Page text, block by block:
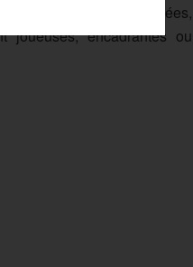
le nombre de licenciées,
joueuses, encadrantes ou